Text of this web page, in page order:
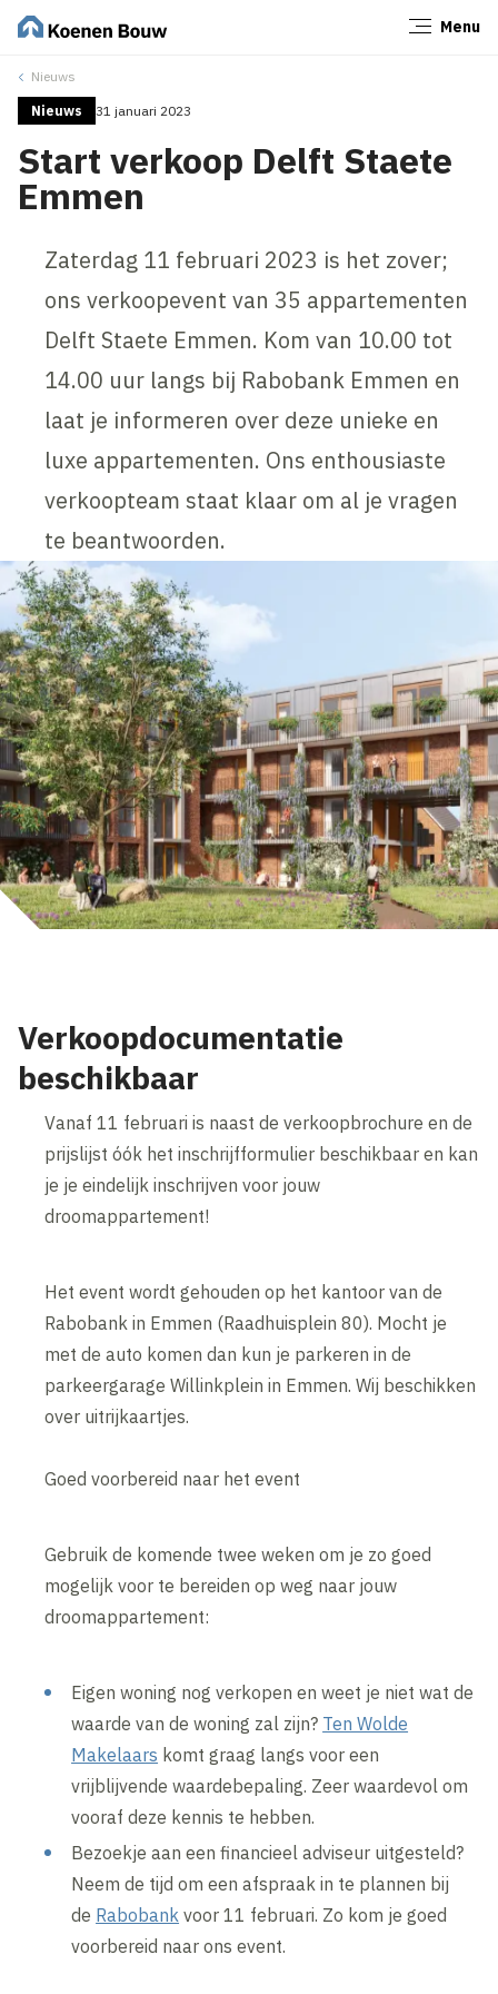
Menu
Nieuws
Nieuws 31 januari 2023
Start verkoop Delft Staete
Emmen
Zaterdag 11 februari 2023 is het zover;
ons verkoopevent van 35 appartementen
Delft Staete Emmen. Kom van 10.00 tot
14.00 uur langs bij Rabobank Emmen en
laat je informeren over deze unieke en
luxe appartementen. Ons enthousiaste
verkoopteam staat klaar om al je vragen
te beantwoorden.
Verkoopdocumentatie
beschikbaar
Vanaf 11 februari is naast de verkoopbrochure en de
prijslijst óók het inschrijfformulier beschikbaar en kan
je je eindelijk inschrijven voor jouw
droomappartement!
Het event wordt gehouden op het kantoor van de
Rabobank in Emmen (Raadhuisplein 80). Mocht je
met de auto komen dan kun je parkeren in de
parkeergarage Willinkplein in Emmen. Wij beschikken
over uitrijkaartjes.
Goed voorbereid naar het event
Gebruik de komende twee weken om je zo goed
mogelijk voor te bereiden op weg naar jouw
droomappartement:
Eigen woning nog verkopen en weet je niet wat de
waarde van de woning zal zijn? Ten Wolde
Makelaars komt graag langs voor een
vrijblijvende waardebepaling. Zeer waardevol om
vooraf deze kennis te hebben.
Bezoekje aan een financieel adviseur uitgesteld?
Neem de tijd om een afspraak in te plannen bij
de Rabobank voor 11 februari. Zo kom je goed
voorbereid naar ons event.
Sluiten